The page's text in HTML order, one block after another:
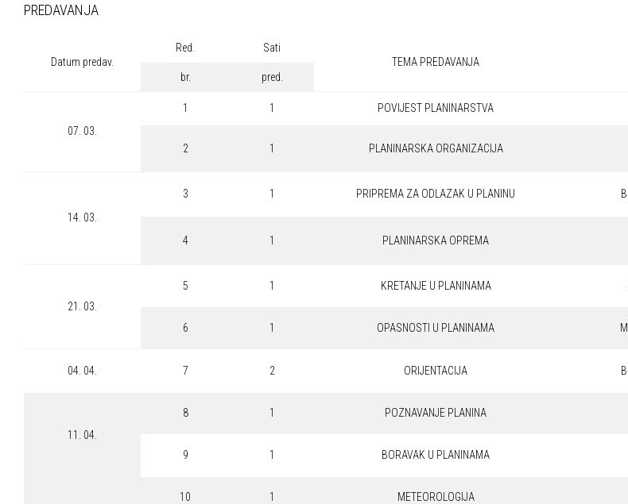
PREDAVANJA
Datum predav.
Red.
Sati
TEMA PREDAVANJA
br.
pred.
07. 03.
1 1 POVIJEST PLANINARSTVA
2 1 PLANINARSKA ORGANIZACIJA
14. 03.
3 1 PRIPREMA ZA ODLAZAK U PLANINU
4 1 PLANINARSKA OPREMA
21. 03.
5 1 KRETANJE U PLANINAMA
6 1 OPASNOSTI U PLANINAMA
04. 04. 7 2 ORIJENTACIJA
11. 04.
8 1 POZNAVANJE PLANINA
9 1 BORAVAK U PLANINAMA
10 1 METEOROLOGIJA